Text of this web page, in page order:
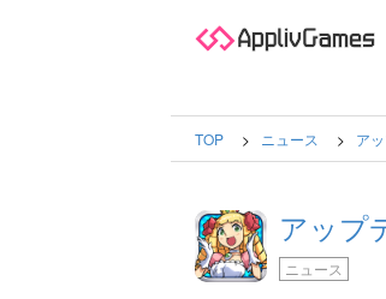
TOP ニュース ア
アップ
ニュース